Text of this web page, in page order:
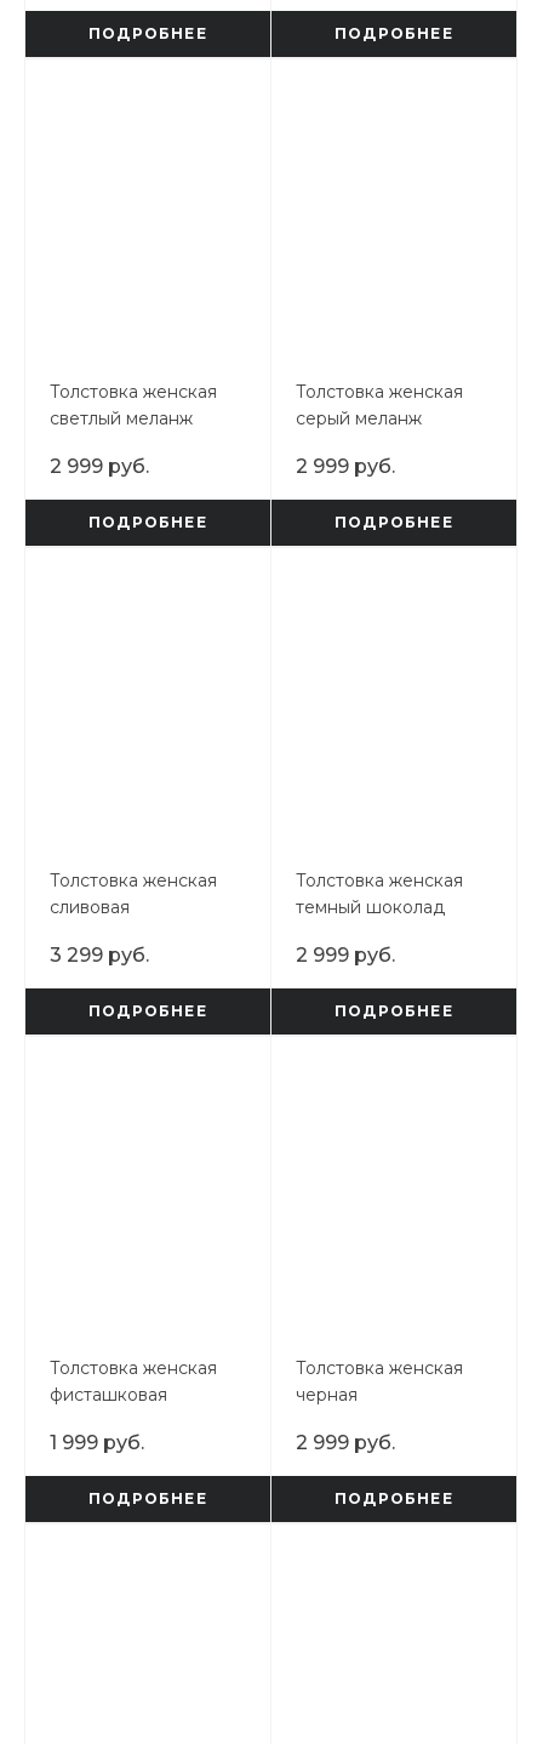
ПОДРОБНЕЕ ПОДРОБНЕЕ
Толстовка женская
светлый меланж
2 999 руб.
ПОДРОБНЕЕ
Толстовка женская
серый меланж
2 999 руб.
ПОДРОБНЕЕ
Толстовка женская
сливовая
3 299 руб.
ПОДРОБНЕЕ
Толстовка женская
темный шоколад
2 999 руб.
ПОДРОБНЕЕ
Толстовка женская
фисташковая
1 999 руб.
ПОДРОБНЕЕ
Толстовка женская
черная
2 999 руб.
ПОДРОБНЕЕ